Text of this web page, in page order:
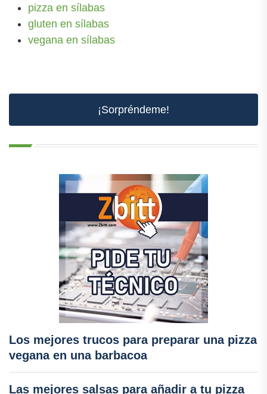
pizza en sílabas
gluten en sílabas
vegana en sílabas
¡Sorpréndeme!
Los mejores trucos para preparar una pizza
vegana en una barbacoa
Las mejores salsas para añadir a tu pizza